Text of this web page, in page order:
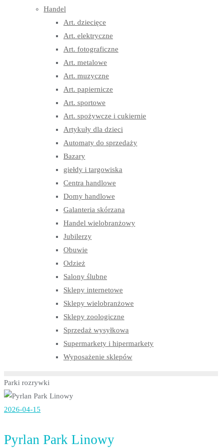
Handel
Art. dziecięce
Art. elektryczne
Art. fotograficzne
Art. metalowe
Art. muzyczne
Art. papiernicze
Art. sportowe
Art. spożywcze i cukiernie
Artykuły dla dzieci
Automaty do sprzedaży
Bazary
giełdy i targowiska
Centra handlowe
Domy handlowe
Galanteria skórzana
Handel wielobranżowy
Jubilerzy
Obuwie
Odzież
Salony ślubne
Sklepy internetowe
Sklepy wielobranżowe
Sklepy zoologiczne
Sprzedaż wysyłkowa
Supermarkety i hipermarkety
Wyposażenie sklepów
Parki rozrywki
2026-04-15
Pyrlan Park Linowy